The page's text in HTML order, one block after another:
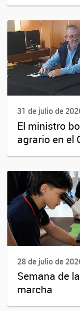
31 de julio de
El ministro
agrario en el
28 de julio de
Semana de
marcha